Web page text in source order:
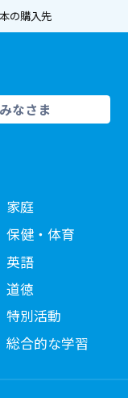
の購入先
なさま
家庭
保健・体育
英語
道徳
特別活動
総合的な学習